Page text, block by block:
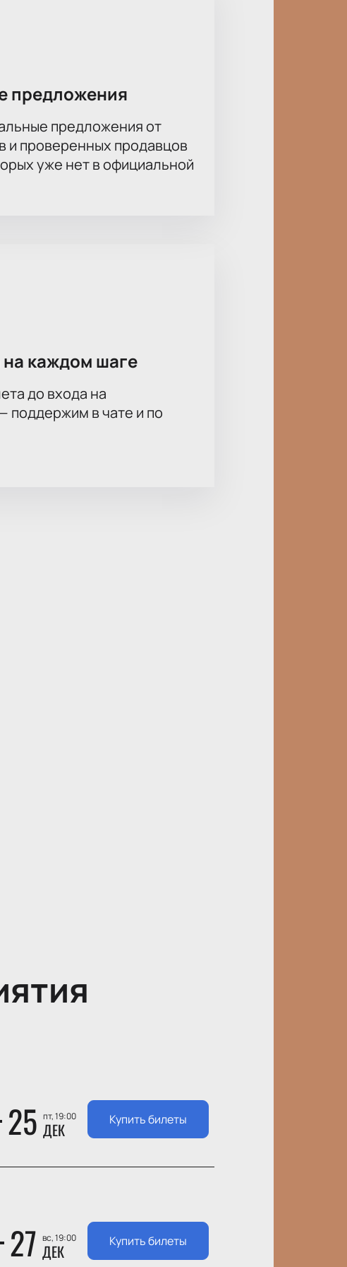
предложения
предложения от
и проверенных продавцов
уже нет в официальной
каждом шаге
до входа на
поддержим в чате и по
25 пт, 19:00
ДЕК Купить билеты
27 вс, 19:00
ДЕК Купить билеты